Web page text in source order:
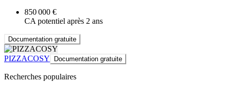
850 000 €
CA potentiel après 2 ans
Documentation gratuite
PIZZACOSY Documentation gratuite
Recherches populaires